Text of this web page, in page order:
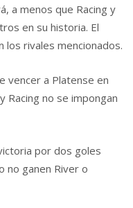
a menos que Racing y
en su historia. El
los rivales mencionados.
vencer a Platense en
Racing no se impongan
por dos goles
no ganen River o